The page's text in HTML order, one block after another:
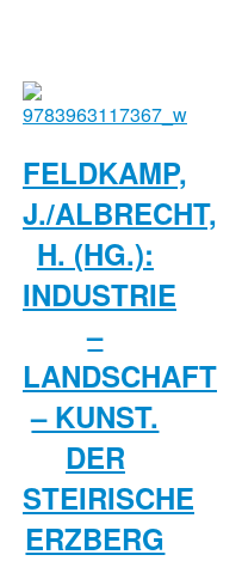
FELDKAMP,
J./ALBRECHT,
H. (HG.):
INDUSTRIE
–
LANDSCHAFT
– KUNST.
DER
STEIRISCHE
ERZBERG